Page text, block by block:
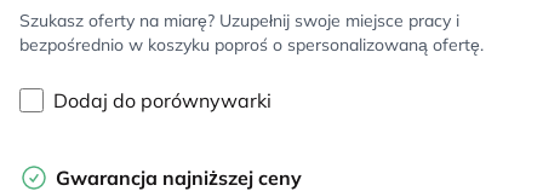
Szukasz oferty na miarę? Uzupełnij swoje miejsce pracy i
bezpośrednio w koszyku poproś o spersonalizowaną ofertę.
Dodaj do porównywarki
Gwarancja najniższej ceny